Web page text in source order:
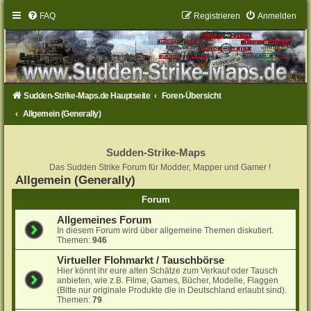
FAQ Anmelden
Registrieren
Sudden-Strike-Maps.de Hauptseite
Foren-Übersicht
Allgemein (Generally)
Sudden-Strike-Maps
Das Sudden Strike Forum für Modder, Mapper und Gamer !
Allgemein (Generally)
Forum
Allgemeines Forum
In diesem Forum wird über allgemeine Themen diskutiert.
Themen:946
Virtueller Flohmarkt / Tauschbörse
Hier könnt ihr eure alten Schätze zum Verkauf oder Tausch
anbieten, wie z.B. Filme, Games, Bücher, Modelle, Flaggen
(Bitte nur originale Produkte die in Deutschland erlaubt sind).
Themen:79